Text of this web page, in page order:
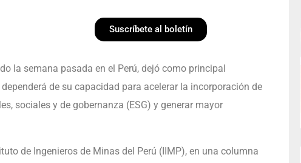
Suscríbete al boletín
la semana pasada en el Perú, dejó como principal
de su capacidad para acelerar la incorporación de
sociales y de gobernanza (ESG) y generar mayor
de Ingenieros de Minas del Perú (IIMP), en una columna